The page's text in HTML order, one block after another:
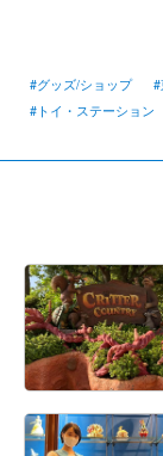
#グッズ/ショップ
#トイ・ステーション